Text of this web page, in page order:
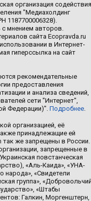
организация содействия
"Медиахолдинг
1187700006328).
мнением авторов.
сайта Ecopravda.ru
в Интернет-
гиперссылка на сайт
рекомендательные
предоставления
и анализа сведений,
сети "Интернет",
Федерации)". Подробнее.
организацией, её
принадлежащие ей
так же запрещены в России.
запрещенные в
повстанческая
«Аль-Каида», «УНА-
народа», «Свидетели
группа»,
«Штабы
Галкин, Моргенштерн,